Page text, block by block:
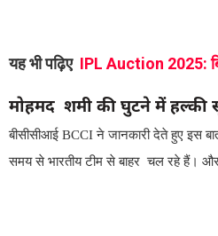
यह भी पढ़िए IPL Auction 2025:
मोहमद शमी की घुटने में हल्की
बीसीसीआई BCCI ने जानकारी देते हुए इस
समय से भारतीय टीम से बाहर चल रहे हैं।